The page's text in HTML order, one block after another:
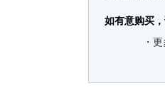
如有意购买
・